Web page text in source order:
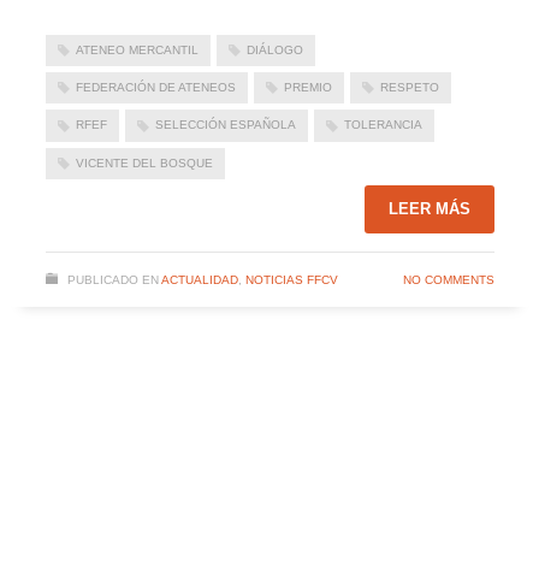
ATENEO MERCANTIL DIÁLOGO
FEDERACIÓN DE ATENEOS PREMIO RESPETO
RFEF SELECCIÓN ESPAÑOLA TOLERANCIA
VICENTE DEL BOSQUE
LEER MÁS
PUBLICADO EN ACTUALIDAD, NOTICIAS FFCV NO COMMENTS